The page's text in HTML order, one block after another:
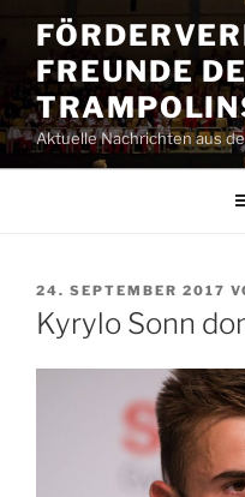
Inhalt
springenFREUNDE
Aktuelle Nachrichten aus
VERÖFFENTLICHT
AM
24. SEPTEMBER 2017
Kyrylo Sonn